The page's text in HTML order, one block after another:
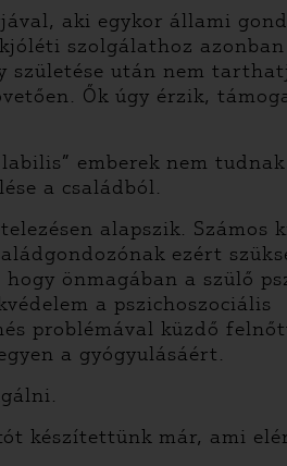
aki egykor állami
szolgálathoz
születése után nem
Ők úgy érzik,
emberek nem
a családból.
alapszik. Számos
ezért
önmagában a szülő
a pszichoszociális
problémával küzdő
a gyógyulásáért.
készítettünk már, ami